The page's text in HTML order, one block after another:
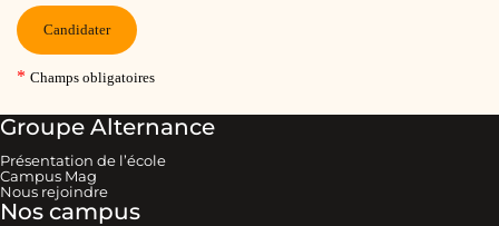
Groupe Alternance
Présentation de l’école
Campus Mag
Nous rejoindre
Nos campus